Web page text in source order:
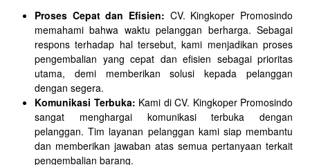
Proses Cepat dan Efisien: CV. Kingkoper Promosindo
memahami bahwa waktu pelanggan berharga. Sebagai
respons terhadap hal tersebut, kami menjadikan proses
pengembalian yang cepat dan efisien sebagai prioritas
utama, demi memberikan solusi kepada pelanggan
dengan segera.
Komunikasi Terbuka: Kami di CV. Kingkoper Promosindo
sangat menghargai komunikasi terbuka dengan
pelanggan. Tim layanan pelanggan kami siap membantu
dan memberikan jawaban atas semua pertanyaan terkait
pengembalian barang.